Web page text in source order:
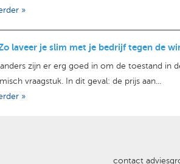
»
laveer je slim met je bedrijf tegen de
zijn er erg goed in om de toestand in
vraagstuk. In dit geval: de prijs aan...
»
contact